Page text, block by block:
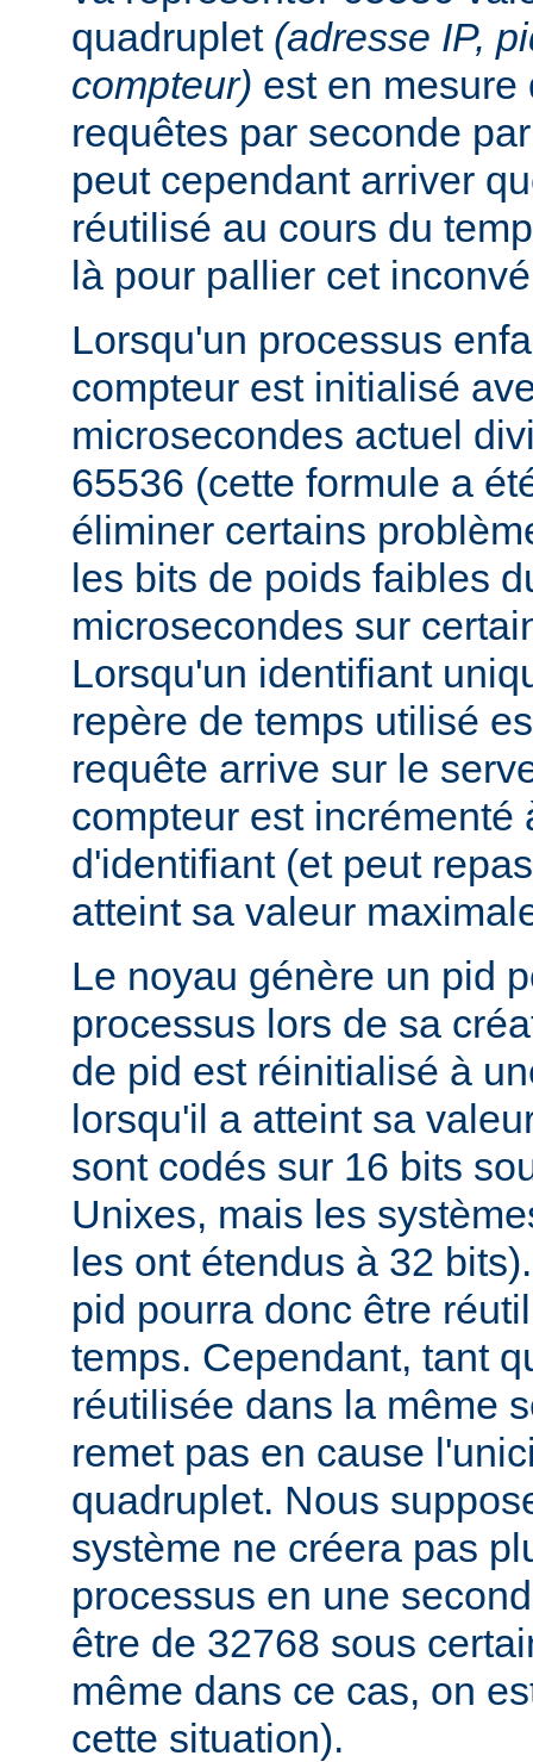
quadruplet (adresse IP,
compteur) est en
requêtes par seconde
peut cependant arriver
réutilisé au cours du
là pour pallier cet
Lorsqu'un processus
compteur est initialisé
microsecondes actuel
65536 (cette formule a
éliminer certains
les bits de poids faibles
microsecondes sur
Lorsqu'un identifiant
repère de temps utilisé
requête arrive sur le
compteur est incrémenté
d'identifiant (et peut
atteint sa valeur
Le noyau génère un pid
processus lors de sa
de pid est réinitialisé à
lorsqu'il a atteint sa
sont codés sur 16 bits
Unixes, mais les
les ont étendus à 32
pid pourra donc être
temps. Cependant, tant
réutilisée dans la même
remet pas en cause
quadruplet. Nous
système ne créera pas
processus en une
être de 32768 sous
même dans ce cas, on
cette situation).